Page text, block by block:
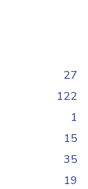
27
122
1
15
35
19